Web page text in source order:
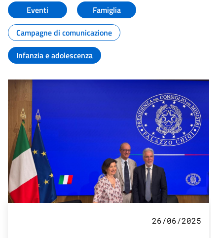
Eventi
Famiglia
Campagne di comunicazione
Infanzia e adolescenza
26/06/2025